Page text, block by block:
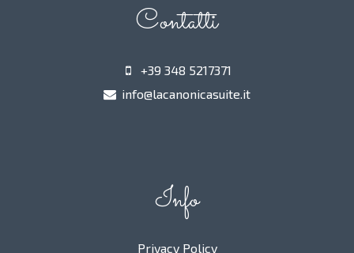
Contatti
+39 348 5217371
info@lacanonicasuite.it
Info
Privacy Policy